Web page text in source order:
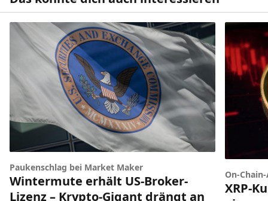
Paukenschlag bei Market Maker
Wintermute erhält US-Broker-
Lizenz – Krypto-Gigant drängt an
On-
XRP-